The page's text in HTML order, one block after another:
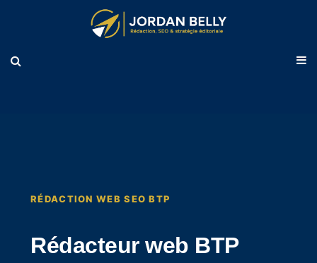
RÉDACTION WEB SEO BTP
Rédacteur web BTP